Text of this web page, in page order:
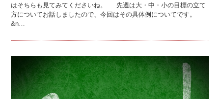
はそちらも見てみてくださいね。 先週は大・中・小の目標の立て
方についてお話しましたので、今回はその具体例についてです。
&n…